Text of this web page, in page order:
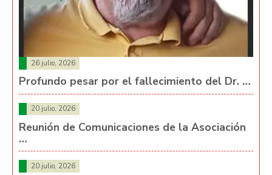
26 julio, 2026
Profundo pesar por el fallecimiento del Dr. …
20 julio, 2026
Reunión de Comunicaciones de la Asociación
…
20 julio, 2026